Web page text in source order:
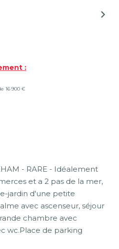
:
16 900 €
- RARE - Idéalement
et a 2 pas de la mer,
jardin d'une petite
avec ascenseur, séjour
chambre avec
wc.Place de parking